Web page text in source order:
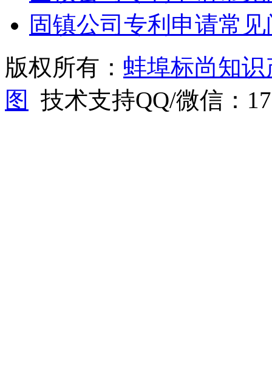
固镇公司专利申请常
版权所有： 蚌埠标尚知
图
技术支持QQ/微信：